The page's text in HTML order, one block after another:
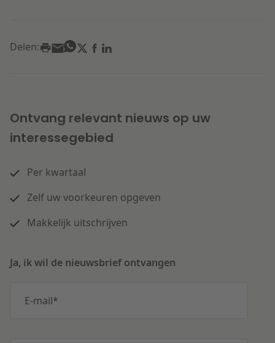
Delen:
Ontvang relevant nieuws op uw
interessegebied
Per kwartaal
Zelf uw voorkeuren opgeven
Makkelijk uitschrijven
Ja, ik wil de nieuwsbrief ontvangen
E-mail*